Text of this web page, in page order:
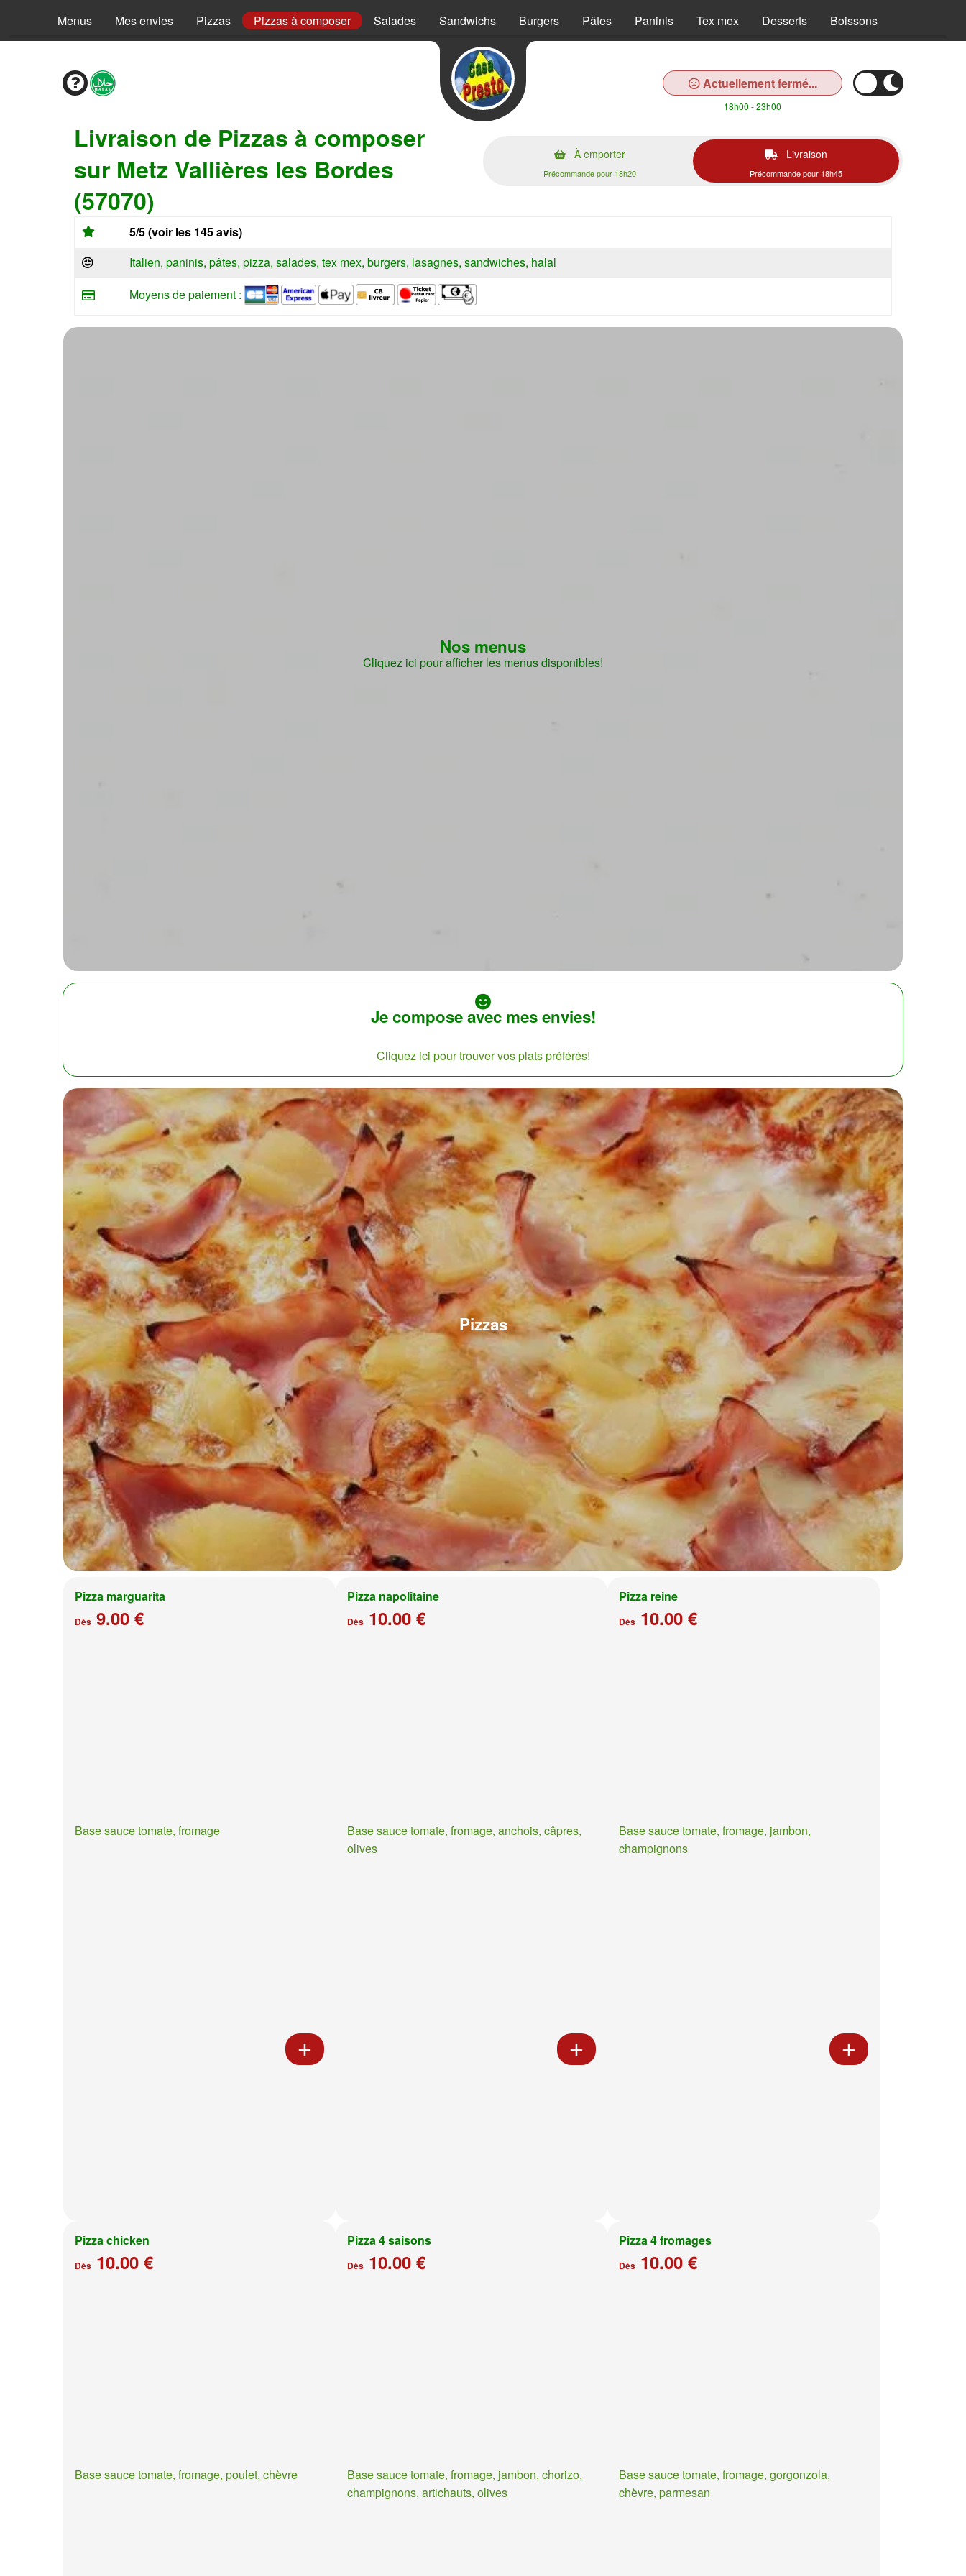
Menus Mes envies Pizzas Pizzas à composer Salades Sandwichs Burgers Pâtes Paninis Tex mex Desserts Boissons
Actuellement fermé...
18h00 - 23h00
Livraison de Pizzas à composer
sur Metz Vallières les Bordes
(57070)
À emporter
Précommande pour 18h20
Livraison
Précommande pour 18h45
5/5 (voir les 145 avis)
Italien, paninis, pâtes, pizza, salades, tex mex, burgers, lasagnes, sandwiches, halal
Moyens de paiement :
Nos menus
Cliquez ici pour afficher les menus disponibles!
Je compose avec mes envies!
Cliquez ici pour trouver vos plats préférés!
Pizzas
Pizza marguarita
Dès 9.00 €
Base sauce tomate, fromage
Pizza napolitaine
Dès10.00 €
Base sauce tomate, fromage, anchois, câpres,
olives
Pizza reine
Dès 10.00 €
Base sauce tomate, fromage, jambon,
champignons
Pizza chicken
Dès 10.00 €
Base sauce tomate, fromage, poulet, chèvre
Pizza 4 saisons
Dès10.00 €
Base sauce tomate, fromage, jambon, chorizo,
champignons, artichauts, olives
Pizza 4 fromages
Dès 10.00 €
Base sauce tomate, fromage, gorgonzola,
chèvre, parmesan